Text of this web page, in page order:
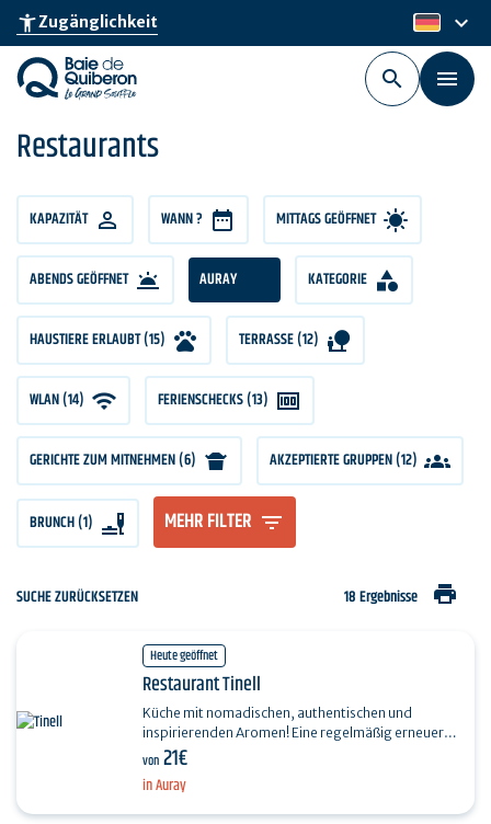
Skip
main
content
accessibility_newZugänglichkeit de
keyboard_arrow_down
Restaurants
KAPAZITÄT
KAPAZITÄT WANN ? MITTAGS GEÖFFNET
ABENDS GEÖFFNET AURAY KATEGORIE
HAUSTIERE ERLAUBT (15) TERRASSE (12)
WLAN (14) FERIENSCHECKS (13)
GERICHTE ZUM MITNEHMEN (6) AKZEPTIERTE GRUPPEN (12)
BRUNCH (1) MEHR FILTER
SUCHE ZURÜCKSETZEN 18 Ergebnisse print
Heute geöffnet
in Auray
Restaurant Tinell
Küche mit nomadischen, authentischen und
inspirierenden Aromen! Eine regelmäßig erneuerte
Speisekarte, die sich nach den Jahreszeiten, den
von 21€